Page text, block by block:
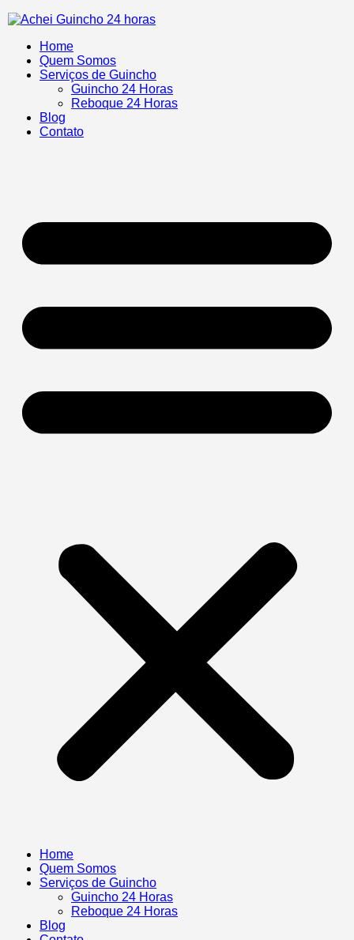
Home
Quem Somos
Serviços de Guincho
Guincho 24 Horas
Reboque 24 Horas
Blog
Contato
Home
Quem Somos
Serviços de Guincho
Guincho 24 Horas
Reboque 24 Horas
Blog